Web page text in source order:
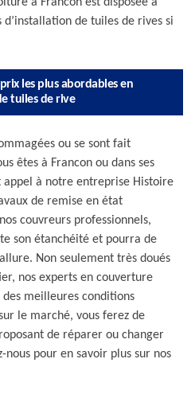
d’installation de tuiles de rives si
les plus abordables en
tuiles de rive
ou se sont fait
êtes à Francon ou dans ses
à notre entreprise Histoire
de remise en état
couvreurs professionnels,
son étanchéité et pourra de
Non seulement très doués
nos experts en couverture
meilleures conditions
le marché, vous ferez de
de réparer ou changer
nous pour en savoir plus sur nos